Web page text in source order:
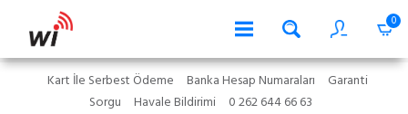
0
Kart İle Serbest Ödeme Banka Hesap Numaraları
Garanti
Sorgu
Havale Bildirimi 0 262 644 66 63